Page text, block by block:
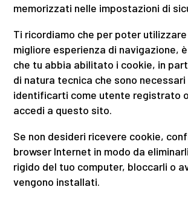
memorizzati nelle impostazioni di
Ti ricordiamo che per poter
migliore esperienza di navigazione,
che tu abbia abilitato i cookie, in
di natura tecnica che sono
identificarti come utente registrato
accedi a questo sito.
Se non desideri ricevere cookie,
browser Internet in modo da
rigido del tuo computer, bloccarli o
vengono installati.